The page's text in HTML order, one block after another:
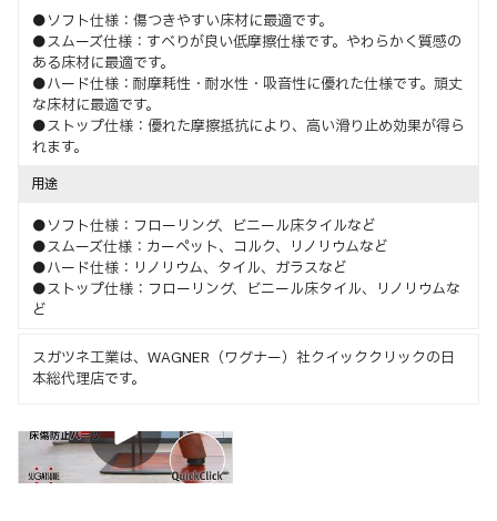
●ソフト仕様：傷つきやすい床材に最適です。
●スムーズ仕様：すべりが良い低摩擦仕様です。やわらかく質感の
ある床材に最適です。
●ハード仕様：耐摩耗性・耐水性・吸音性に優れた仕様です。頑丈
な床材に最適です。
●ストップ仕様：優れた摩擦抵抗により、高い滑り止め効果が得ら
れます。
用途
●ソフト仕様：フローリング、ビニール床タイルなど
●スムーズ仕様：カーペット、コルク、リノリウムなど
●ハード仕様：リノリウム、タイル、ガラスなど
●ストップ仕様：フローリング、ビニール床タイル、リノリウムな
ど
スガツネ工業は、WAGNER（ワグナー）社クイッククリックの日
本総代理店です。
特長